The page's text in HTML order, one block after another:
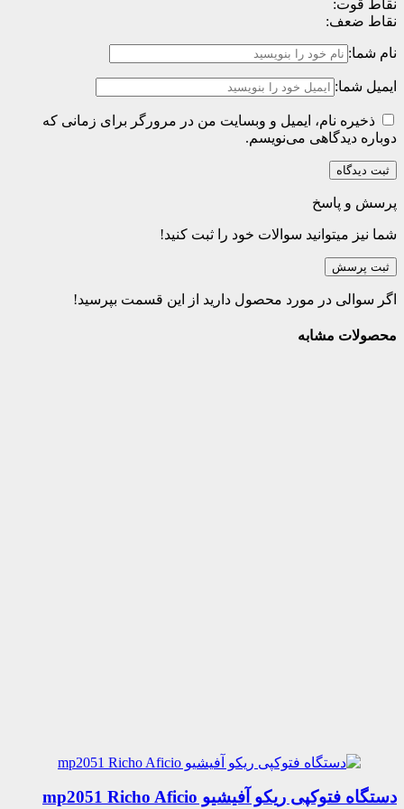
نقاط قوت:
نقاط ضعف:
نام شما:
ایمیل شما:
ذخیره نام، ایمیل و وبسایت من در مرورگر برای زمانی که
دوباره دیدگاهی می‌نویسم.
پرسش و پاسخ
شما نیز میتوانید سوالات خود را ثبت کنید!
ثبت پرسش
اگر سوالی در مورد محصول دارید از این قسمت بپرسید!
محصولات مشابه
دستگاه فتوکپی ریکو آفیشیو mp2051 Richo Aficio